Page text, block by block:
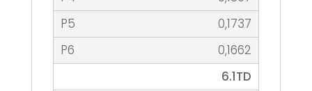
0,1737
0,1662
6.1TD